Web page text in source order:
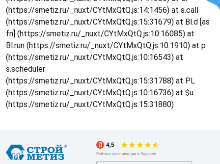
(https://smetiz.ru/_nuxt/CYtMxQtQ.js:14:1456) at s.call
(https://smetiz.ru/_nuxt/CYtMxQtQ.js:15:31679) at Bl.d [as
fn] (https://smetiz.ru/_nuxt/CYtMxQtQ.js:10:16085) at
Bl.run (https://smetiz.ru/_nuxt/CYtMxQtQ.js:10:1910) at p
(https://smetiz.ru/_nuxt/CYtMxQtQ.js:10:16543) at
s.scheduler
(https://smetiz.ru/_nuxt/CYtMxQtQ.js:15:31788) at PL
(https://smetiz.ru/_nuxt/CYtMxQtQ.js:10:16736) at $u
(https://smetiz.ru/_nuxt/CYtMxQtQ.js:15:31880)